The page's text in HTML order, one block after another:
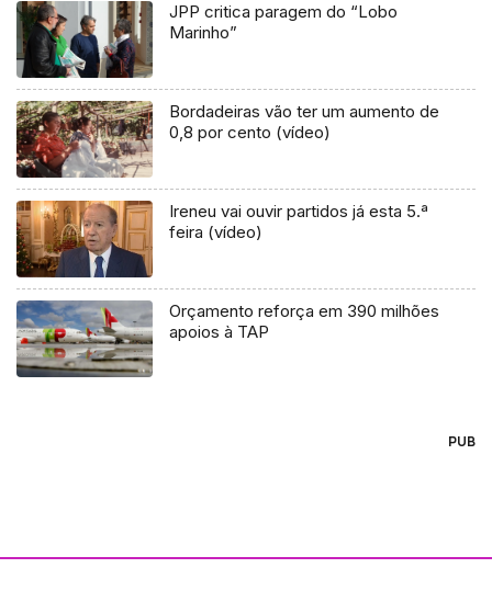
JPP critica paragem do “Lobo
Marinho”
Bordadeiras vão ter um aumento de
0,8 por cento (vídeo)
Ireneu vai ouvir partidos já esta 5.ª
feira (vídeo)
Orçamento reforça em 390 milhões
apoios à TAP
PUB